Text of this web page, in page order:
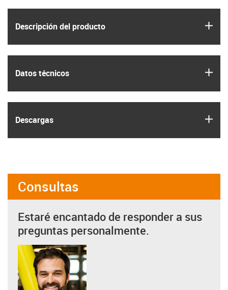
Descripción del producto
Datos técnicos
Descargas
Consultas
Estaré encantado de responder a sus
preguntas personalmente.